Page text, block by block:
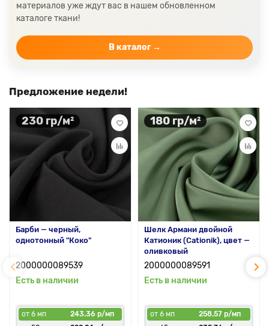
Ткани желтого цвета
Ткани цвета индиго
Цвет ткани бежевый
материалов уже ждут вас в нашем обновленном
каталоге ткани!
В каталог →
Предложение недели!
230 гр/м²
Барби — черный,
однотонный "Коко"
2000000089539
Есть в наличии
от 6 мп
243.36 р/мп
180 гр/м²
Шелк Армани двойной
Катионик (Cationik), цвет —
оливковый
2000000089591
Есть в наличии
от 6 мп
258.57 р/мп